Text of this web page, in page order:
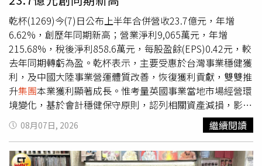
檢察官偵辦兆基屋管股份有限公司、趙姬投資股份有限公司
負責人涉嫌侵占、背信等案件，於7日指揮北機站持搜索票
前往李建成、林佑任的住家及兆基屋管公司、趙姬投資公
司、寄居蟹管理顧問公司共6處搜索，並通知2名被告到案說
明。兆基屋管曾在8月3日發布聲明，原任董事長李建成已於
7月29日辭去公司所有職務，並強調公司財務、資金獨立運
作，客戶權益不受影響。
乾杯(1269)今(7)日公布上半年合併營收23.7億元，年增
6.62%，創歷年同期新高；營業淨利9,065萬元，年增
215.68%，稅後淨利858.6萬元，每股盈餘(EPS)0.42元，較
去年同期轉虧為盈。乾杯表示，主要受惠於台灣事業穩健獲
利，及中國大陸事業營運體質改善，恢復獲利貢獻，雙雙推
升集團本業獲利顯著成長。惟考量英國事業當地市場經營環
境變化，基於會計穩健保守原則，認列相關資產減損，影響
本期稅後獲利表現。乾杯台灣事業營運表現上半年營收達
20.19億元，年增9.4%，亦創歷年同期新高，受惠於連續假
期及母親節等聚餐商機，加上股市活絡帶動整體消費力道，
餐飲事業及外販事業同步成長，成為推升集團營收成長的主
08月07日, 2026 繼續閱讀